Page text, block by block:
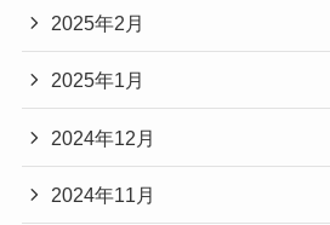
2025年2月
2025年1月
2024年12月
2024年11月